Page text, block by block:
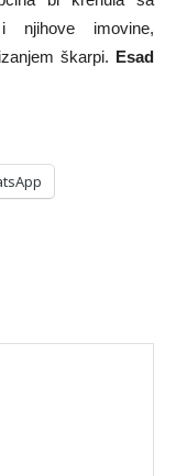
imovine,
škarpi. Esad